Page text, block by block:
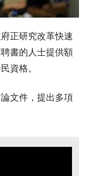
正研究改革快速
書的人士提供額
資格。
文件，提出多項